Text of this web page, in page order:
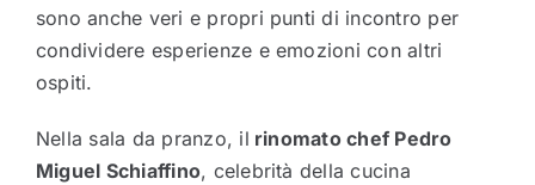
sono anche veri e propri punti di incontro per
condividere esperienze e emozioni con altri
ospiti.
Nella sala da pranzo, il rinomato chef Pedro
Miguel Schiaffino, celebrità della cucina